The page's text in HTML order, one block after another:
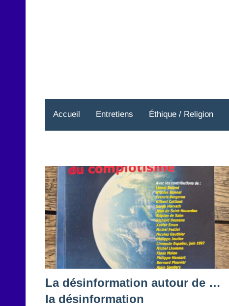
Accueil Entretiens Éthique / Religion
La désinformation autour de …
la désinformation